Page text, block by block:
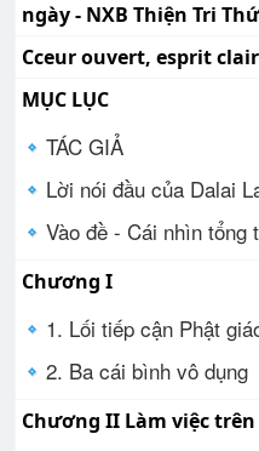
ngày - NXB Thiện Tri
Cceur ouvert, esprit
MỤC LỤC
TÁC GIẢ
Lời nói đầu của Dalai
Vào đề - Cái nhìn tổng
Chương I
1. Lối tiếp cận Phật
2. Ba cái bình vô dụng
Chương II Làm việc